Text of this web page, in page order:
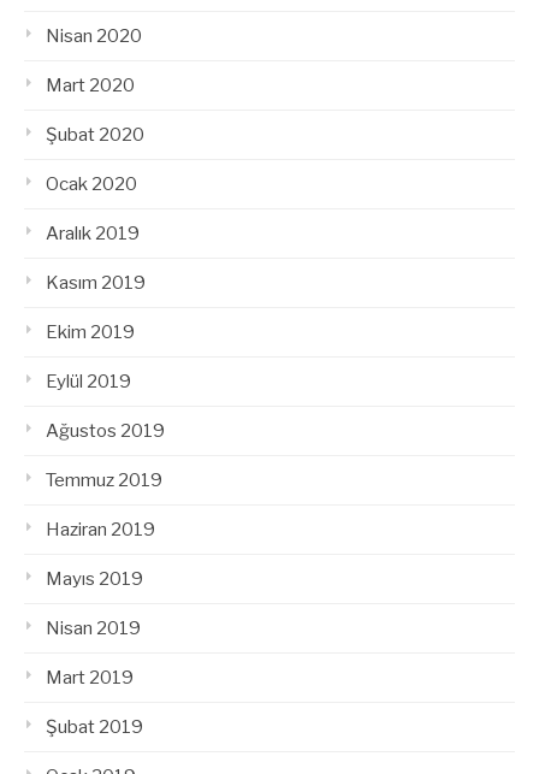
Nisan 2020
Mart 2020
Şubat 2020
Ocak 2020
Aralık 2019
Kasım 2019
Ekim 2019
Eylül 2019
Ağustos 2019
Temmuz 2019
Haziran 2019
Mayıs 2019
Nisan 2019
Mart 2019
Şubat 2019